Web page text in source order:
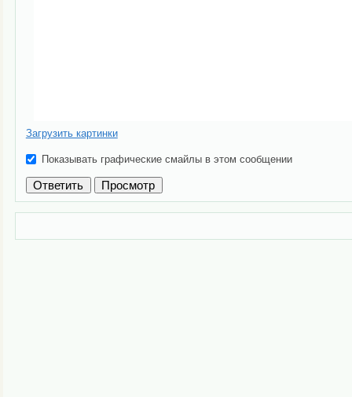
Загрузить картинки
Показывать графические смайлы в этом сообщении